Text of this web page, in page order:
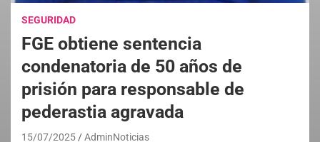
SEGURIDAD
FGE obtiene sentencia
condenatoria de 50 años de
prisión para responsable de
pederastia agravada
15/07/2025 AdminNoticias